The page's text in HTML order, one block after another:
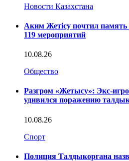
Новости Казахстана
Аким Жетісу почтил память
119 мероприятий
10.08.26
Общество
Разгром «Жетысу»: Экс-
удивился поражению
10.08.26
Спорт
Полиция Талдыкоргана